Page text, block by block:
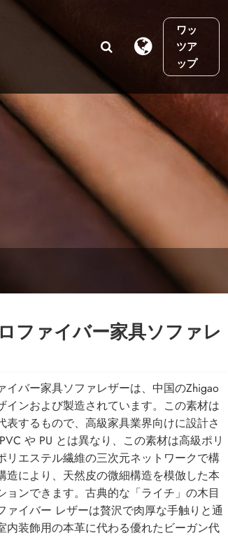
ワッ
ツア
ップ
ファイバー家具ソファレ
イバー家具ソファレザーは、中国のZhigao
インおよび製造されています。この素材は
表するもので、高級家具業界向けに設計さ
や PU とは異なり、この素材は高級ポリ
リエステル繊維の三次元ネットワークで構
造により、天然皮の微細構造を模倣した本
ョンできます。古典的な「ライチ」の木目
ァイバー レザーは贅沢で肉厚な手触りと通
内装飾用の本革に代わる優れたビーガン代